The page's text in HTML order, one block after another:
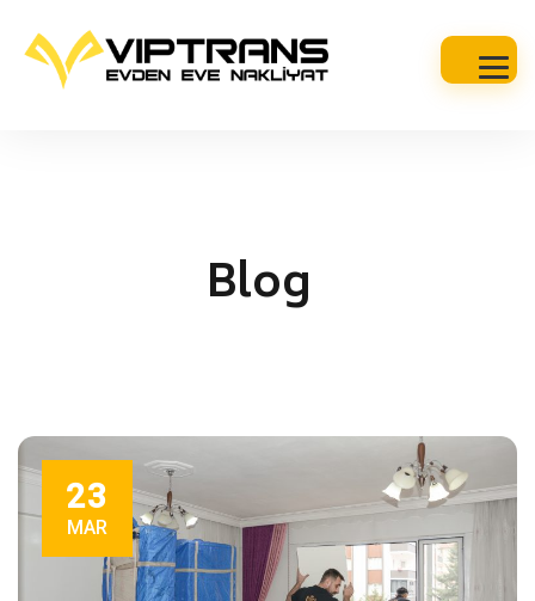
Blog
23
MAR